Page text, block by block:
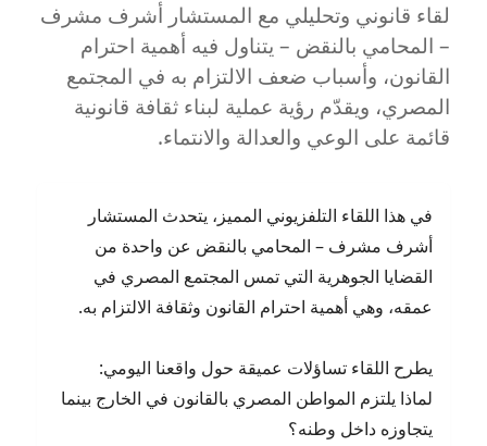
المستشار
أشرف
مشرف
في
لقاء
مع
لقاء قانوني وتحليلي مع المستشار أشرف مشرف
– المحامي بالنقض – يتناول فيه أهمية احترام
القانون، وأسباب ضعف الالتزام به في المجتمع
المصري، ويقدّم رؤية عملية لبناء ثقافة قانونية
قائمة على الوعي والعدالة والانتماء.
في هذا اللقاء التلفزيوني المميز، يتحدث المستشار
أشرف مشرف – المحامي بالنقض عن واحدة من
القضايا الجوهرية التي تمس المجتمع المصري في
عمقه، وهي أهمية احترام القانون وثقافة الالتزام به.
يطرح اللقاء تساؤلات عميقة حول واقعنا اليومي:
لماذا يلتزم المواطن المصري بالقانون في الخارج بينما
يتجاوزه داخل وطنه؟